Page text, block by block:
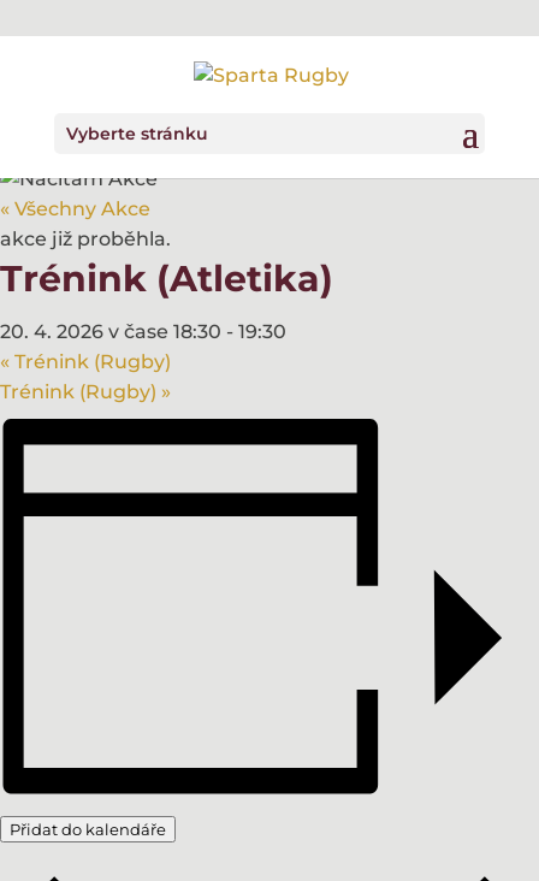
Vyberte stránku
« Všechny Akce
akce již proběhla.
Trénink (Atletika)
20. 4. 2026 v čase 18:30 - 19:30
« Trénink (Rugby)
Trénink (Rugby) »
Přidat do kalendáře